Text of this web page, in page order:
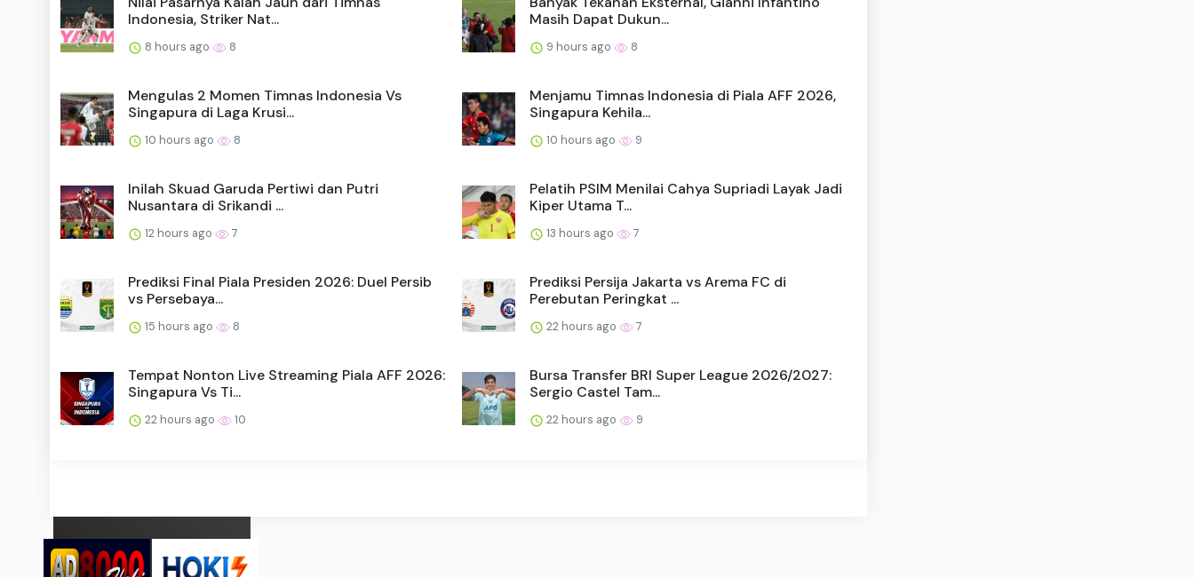
Indonesia, Striker Nat...
8 hours ago 8
Masih Dapat Dukun...
9 hours ago 8
Mengulas 2 Momen Timnas Indonesia Vs
Singapura di Laga Krusi...
10 hours ago 8
Menjamu Timnas Indonesia di Piala AFF 2026,
Singapura Kehila...
10 hours ago 9
Inilah Skuad Garuda Pertiwi dan Putri
Nusantara di Srikandi ...
12 hours ago 7
Pelatih PSIM Menilai Cahya Supriadi Layak Jadi
Kiper Utama T...
13 hours ago 7
Prediksi Final Piala Presiden 2026: Duel Persib
vs Persebaya...
15 hours ago 8
Prediksi Persija Jakarta vs Arema FC di
Perebutan Peringkat ...
22 hours ago 7
Tempat Nonton Live Streaming Piala AFF 2026:
Singapura Vs Ti...
22 hours ago 10
Bursa Transfer BRI Super League 2026/2027:
Sergio Castel Tam...
22 hours ago 9